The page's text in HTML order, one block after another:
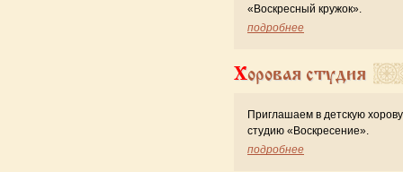
«Воскресный кружок».
подробнее
Хоровая студия
Приглашаем в детскую
студию «Воскресение».
подробнее